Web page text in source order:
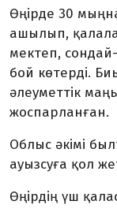
Өңірде 30
ашылып,
мектеп,
бой көтерді.
әлеуметтік
жоспарланған.
Облыс әкімі
ауызсуға қол
Өңірдің үш